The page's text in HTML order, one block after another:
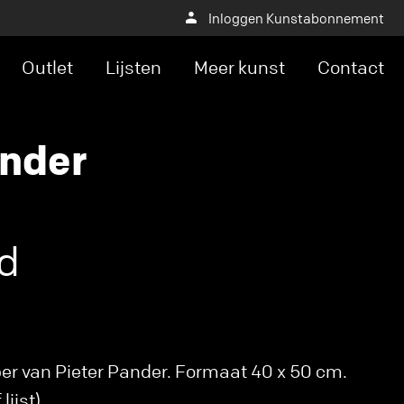
Inloggen Kunstabonnement
Outlet Lijsten Meer kunst Contact
van Pieter Pander. Formaat 40 x 50 cm.